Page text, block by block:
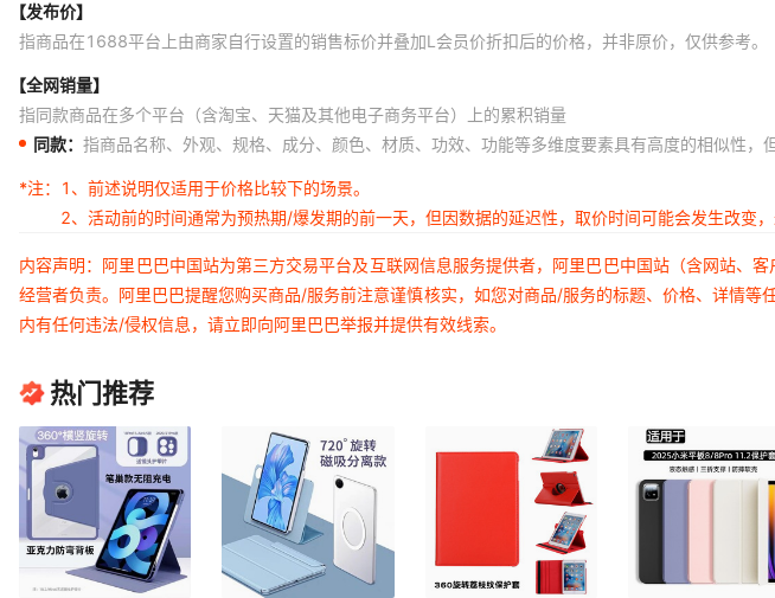
【发布价】
指商品在1688平台上由商家自行设置的销售标价并叠加L会员价折扣后的价格，并非原价，仅供参考。
【全网销量】
指同款商品在多个平台（含淘宝、天猫及其他电子商务平台）上的累积销量
同款： 指商品名称、外观、规格、成分、颜色、材质、功效、功能等多维度要素具有高度的相似性，
*注：
1、前述说明仅适用于价格比较下的场景。
2、活动前的时间通常为预热期/爆发期的前一天，但因数据的延迟性，取价时间可能会发生改变
内容声明：阿里巴巴中国站为第三方交易平台及互联网信息服务提供者，阿里巴巴中国站（含网站
经营者负责。阿里巴巴提醒您购买商品/服务前注意谨慎核实，如您对商品/服务的标题、价格、详情
内有任何违法/侵权信息，请立即向阿里巴巴举报并提供有效线索。
热门推荐